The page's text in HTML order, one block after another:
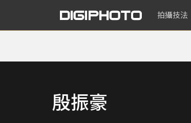
拍攝技法
殷振豪